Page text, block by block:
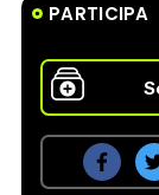
PARTICIPA